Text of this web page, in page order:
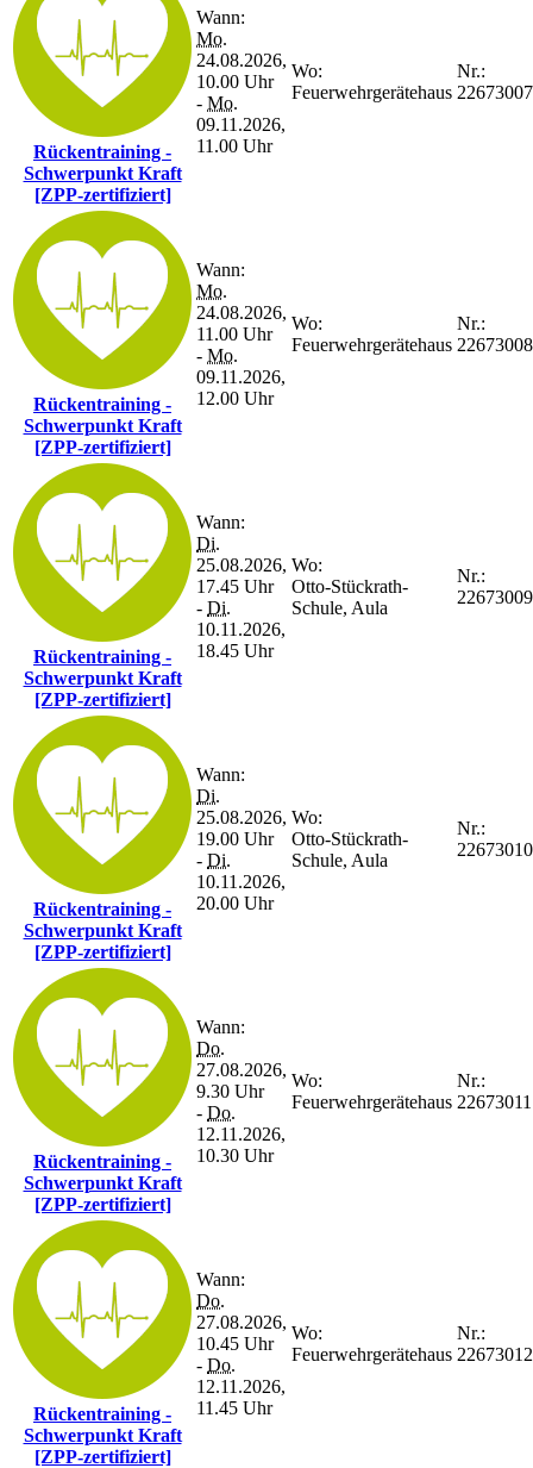
Rückentraining -
Schwerpunkt Kraft
[ZPP-zertifiziert]
Wann:
Mo.
24.08.2026,
10.00 Uhr
- Mo.
09.11.2026,
11.00 Uhr
Wo:
Feuerwehrgerätehaus
Nr.:
22673007
Rückentraining -
Schwerpunkt Kraft
[ZPP-zertifiziert]
Wann:
Mo.
24.08.2026,
11.00 Uhr
- Mo.
09.11.2026,
12.00 Uhr
Wo:
Feuerwehrgerätehaus
Nr.:
22673008
Rückentraining -
Schwerpunkt Kraft
[ZPP-zertifiziert]
Wann:
Di.
25.08.2026,
17.45 Uhr
- Di.
10.11.2026,
18.45 Uhr
Wo:
Otto-Stückrath-
Schule, Aula
Nr.:
22673009
Rückentraining -
Schwerpunkt Kraft
[ZPP-zertifiziert]
Wann:
Di.
25.08.2026,
19.00 Uhr
- Di.
10.11.2026,
20.00 Uhr
Wo:
Otto-Stückrath-
Schule, Aula
Nr.:
22673010
Rückentraining -
Schwerpunkt Kraft
[ZPP-zertifiziert]
Wann:
Do.
27.08.2026,
9.30 Uhr
- Do.
12.11.2026,
10.30 Uhr
Wo:
Feuerwehrgerätehaus
Nr.:
22673011
Rückentraining -
Schwerpunkt Kraft
[ZPP-zertifiziert]
Wann:
Do.
27.08.2026,
10.45 Uhr
- Do.
12.11.2026,
11.45 Uhr
Wo:
Feuerwehrgerätehaus
Nr.:
22673012